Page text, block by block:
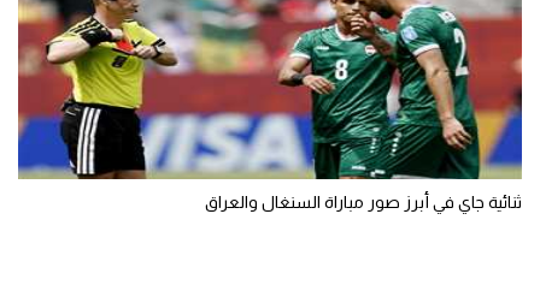
ثنائية جاي في أبرز صور مباراة السنغال والعراق